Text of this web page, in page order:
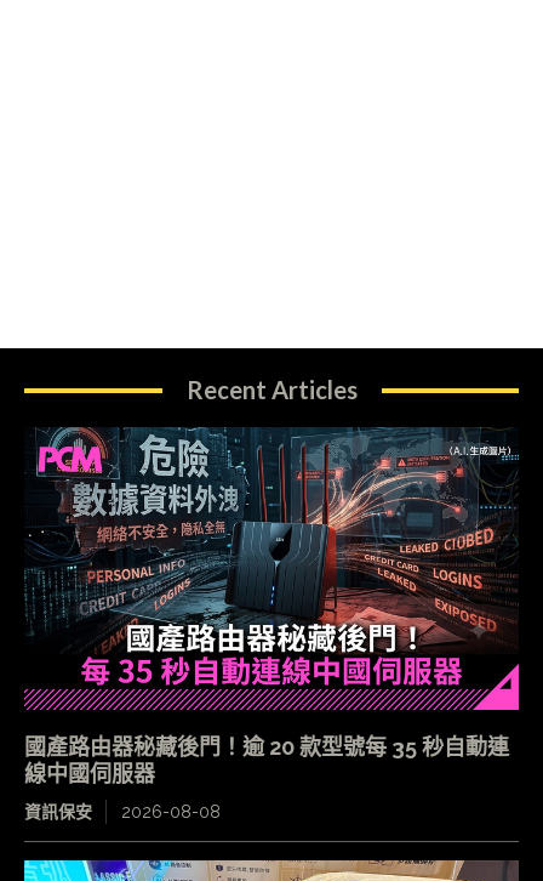
Recent Articles
國產路由器秘藏後門！逾 20 款型號每 35 秒自動連
線中國伺服器
資訊保安 2026-08-08